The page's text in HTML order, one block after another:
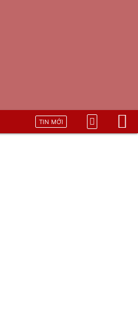
TIN MỚI